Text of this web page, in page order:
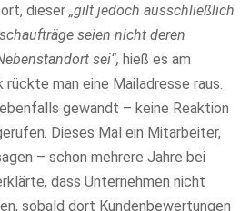
dieser „gilt jedoch ausschließlich
seien nicht deren
sei“, hieß es am
man eine Mailadresse raus.
gewandt – keine Reaktion
Dieses Mal ein Mitarbeiter,
– schon mehrere Jahre bei
dass Unternehmen nicht
sobald dort Kundenbewertungen